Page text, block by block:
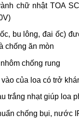
chữ nhật TOA
bu lông, đai ốc)
chống ăn mòn
chống rung
của loa có trở
trắng nhạt giúp loa
chống bụi, nước